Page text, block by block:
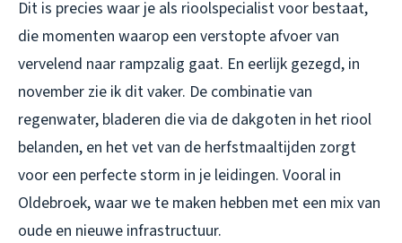
Dit is precies waar je als rioolspecialist voor bestaat,
die momenten waarop een verstopte afvoer van
vervelend naar rampzalig gaat. En eerlijk gezegd, in
november zie ik dit vaker. De combinatie van
regenwater, bladeren die via de dakgoten in het riool
belanden, en het vet van de herfstmaaltijden zorgt
voor een perfecte storm in je leidingen. Vooral in
Oldebroek, waar we te maken hebben met een mix van
oude en nieuwe infrastructuur.